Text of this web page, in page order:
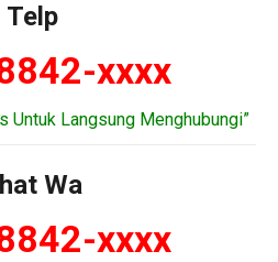
Telp
xxxx
Untuk Langsung Menghubungi”
Wa
xxxx